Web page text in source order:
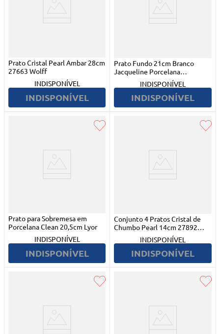
Prato Cristal Pearl Ambar 28cm
27663 Wolff
INDISPONÍVEL
INDISPONÍVEL
Prato Fundo 21cm Branco
Jacqueline Porcelana
TramontinaINDISPONÍVEL
INDISPONÍVEL
Prato para Sobremesa em
Porcelana Clean 20,5cm Lyor
INDISPONÍVEL
INDISPONÍVEL
Conjunto 4 Pratos Cristal de
Chumbo Pearl 14cm 27892
INDISPONÍVEL
INDISPONÍVEL